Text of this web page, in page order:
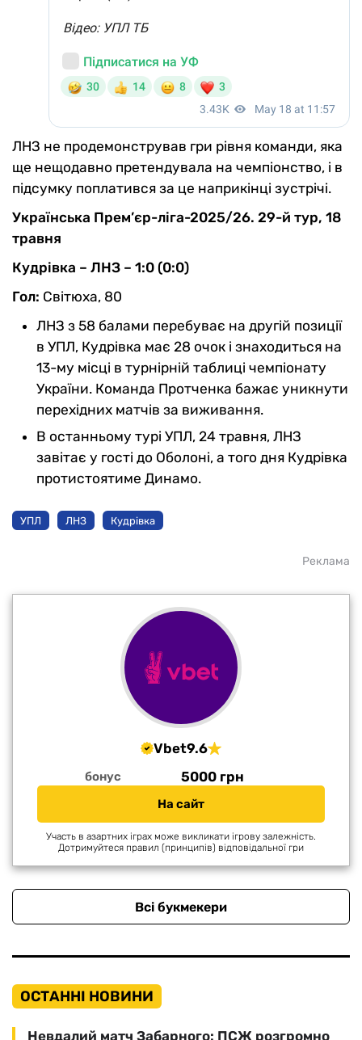
ЛНЗ не продемонстрував гри рівня команди, яка
ще нещодавно претендувала на чемпіонство, і в
підсумку поплатився за це наприкінці зустрічі.
Українська Прем’єр-ліга-2025/26. 29-й тур, 18
травня
Кудрівка – ЛНЗ – 1:0 (0:0)
Гол: Світюха, 80
ЛНЗ з 58 балами перебуває на другій позиції
в УПЛ, Кудрівка має 28 очок і знаходиться на
13-му місці в турнірній таблиці чемпіонату
України. Команда Протченка бажає уникнути
перехідних матчів за виживання.
В останньому турі УПЛ, 24 травня, ЛНЗ
завітає у гості до Оболоні, а того дня Кудрівка
протистоятиме Динамо.
УПЛ ЛНЗ Кудрівка
Реклама
Vbet9.6
бонус 5000 грн
На сайт
Участь в азартних іграх може викликати ігрову залежність.
Дотримуйтеся правил (принципів) відповідальної гри
Всі букмекери
ОСТАННІ НОВИНИ
Невдалий матч Забарного: ПСЖ розгромно